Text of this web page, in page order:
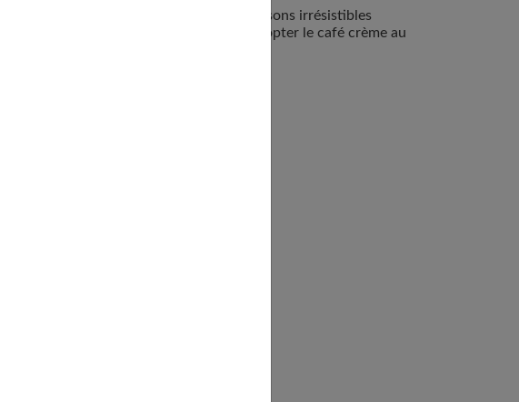
avec un
au moins une
au niveau de
de la
dès la
intervenir en
au
7 raisons irrésistibles
d’adopter le café crème au